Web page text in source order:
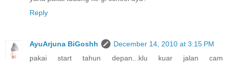
Reply
AyuArjuna BiGoshh
December 14, 2010 at 3:15 PM
pakai start tahun depan...klu kuar jalan cam